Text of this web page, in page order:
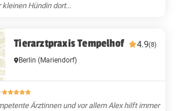
Hündin dort...
Tierarztpraxis Tempelhof 4.9(8)
Berlin(Mariendorf)
·
Ärztinnen und vor allem Alex hilft immer